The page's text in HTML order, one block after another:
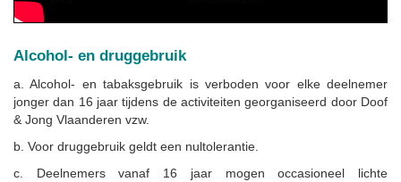
Alcohol- en druggebruik
a. Alcohol- en tabaksgebruik is verboden voor elke deelnemer
jonger dan 16 jaar tijdens de activiteiten georganiseerd door Doof
& Jong Vlaanderen vzw.
b. Voor druggebruik geldt een nultolerantie.
c. Deelnemers vanaf 16 jaar mogen occasioneel lichte